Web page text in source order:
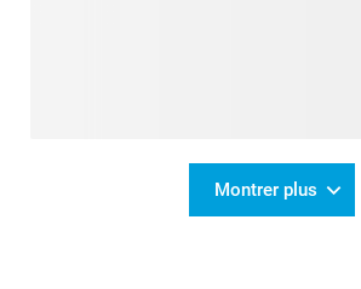
Montrer plus